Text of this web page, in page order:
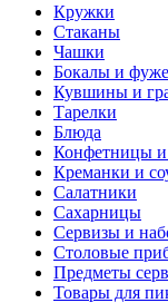
Кружки
Стаканы
Чашки
Бокалы и
Кувшины и
Тарелки
Блюда
Конфетницы
Креманки и
Салатники
Сахарницы
Сервизы и
Столовые
Предметы
Товары для